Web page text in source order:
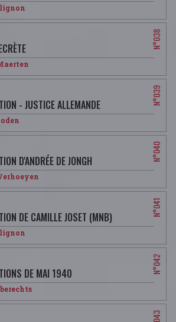
- JUSTICE ALLEMANDE
D'ANDRÉE DE JONGH
DE CAMILLE JOSET (MNB)
DE MAI 1940